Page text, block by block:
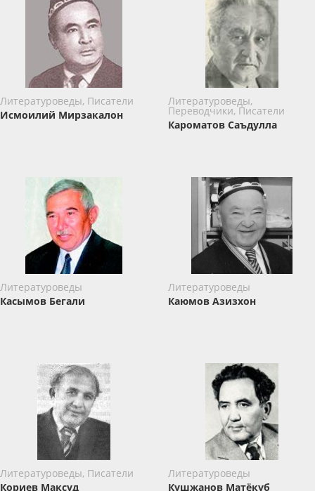
Литературоведы, Писатели
Исмоилий Мирзакалон
Литературоведы,
Переводчики, Писатели
Кароматов Саъдулла
Литературоведы
Касымов Бегали
Литературоведы
Каюмов Азизхон
Литературоведы, Писатели
Кориев Максуд
Литературоведы
Кушжанов Матёкуб